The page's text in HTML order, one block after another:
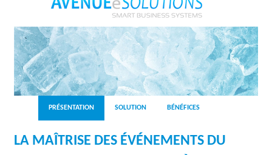
A
V
E
N
U
E
PRÉSENTATION SOLUTION BÉNÉFICES
LA MAÎTRISE DES ÉVÉNEMENTS DU